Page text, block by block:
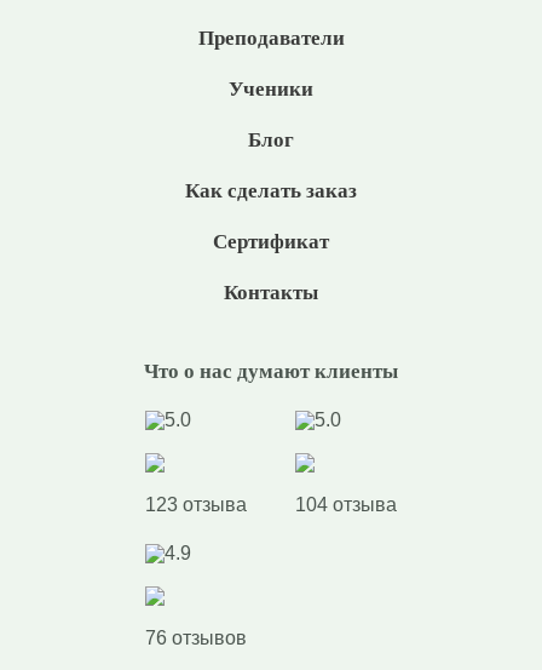
Преподаватели
Ученики
Блог
Как сделать заказ
Сертификат
Контакты
Что о нас думают клиенты
5.0
123 отзыва
5.0
104 отзыва
4.9
76 отзывов